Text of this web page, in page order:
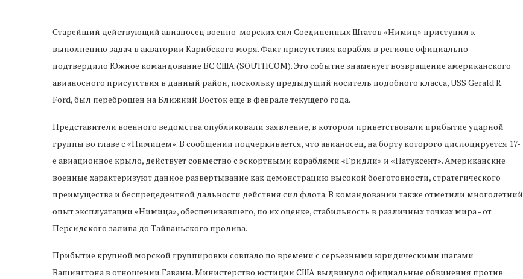
Старейший действующий авианосец военно-морских сил Соединенных Штатов «Нимиц» приступил к
выполнению задач в акватории Карибского моря. Факт присутствия корабля в регионе официально
подтвердило Южное командование ВС США (SOUTHCOM). Это событие знаменует возвращение американского
авианосного присутствия в данный район, поскольку предыдущий носитель подобного класса, USS Gerald R.
Ford, был переброшен на Ближний Восток еще в феврале текущего года.
Представители военного ведомства опубликовали заявление, в котором приветствовали прибытие ударной
группы во главе с «Нимицем». В сообщении подчеркивается, что авианосец, на борту которого дислоцируется 17-
е авиационное крыло, действует совместно с эскортными кораблями «Гридли» и «Патуксент». Американские
военные характеризуют данное развертывание как демонстрацию высокой боеготовности, стратегического
преимущества и беспрецедентной дальности действия сил флота. В командовании также отметили многолетний
опыт эксплуатации «Нимица», обеспечивавшего, по их оценке, стабильность в различных точках мира - от
Персидского залива до Тайваньского пролива.
Прибытие крупной морской группировки совпало по времени с серьезными юридическими шагами
Вашингтона в отношении Гаваны. Министерство юстиции США выдвинуло официальные обвинения против